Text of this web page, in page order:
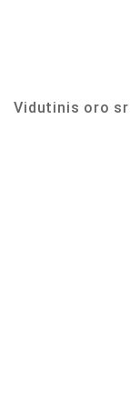
Vidutinis oro